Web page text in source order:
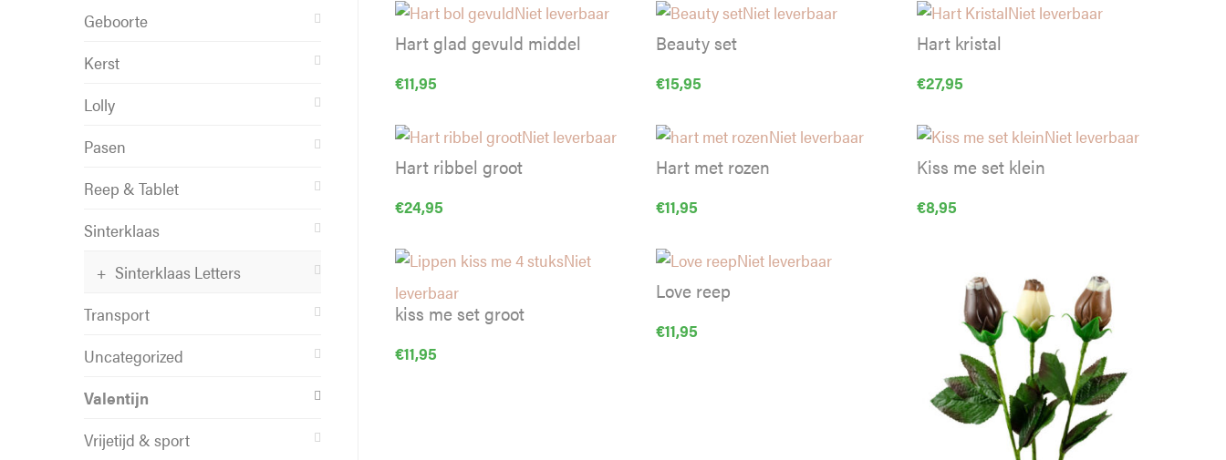
Niet leverbaar
Hart glad gevuld middel
€11,95
Niet leverbaar
Beauty set
€15,95
Niet leverbaar
Hart kristal
€27,95
Niet leverbaar
Hart ribbel groot
€24,95
Niet leverbaar
Hart met rozen
€11,95
Niet leverbaar
Kiss me set klein
€8,95
Niet
leverbaar
kiss me set groot
€11,95
Niet leverbaar
Love reep
€11,95
Geboorte
Kerst
Lolly
Pasen
Reep & Tablet
Sinterklaas
Sinterklaas Letters
Transport
Uncategorized
Valentijn
Vrijetijd & sport